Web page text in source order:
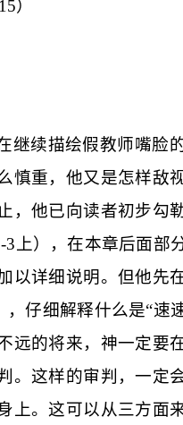
）
继续描绘假教师嘴脸
慎重，他又是怎样敌
，他已向读者初步勾
3 上），在本章后面部
以详细说明。但他先
，仔细解释什么是“速
远的将来，神一定要
。这样的审判，一定
上。这可以从三方面